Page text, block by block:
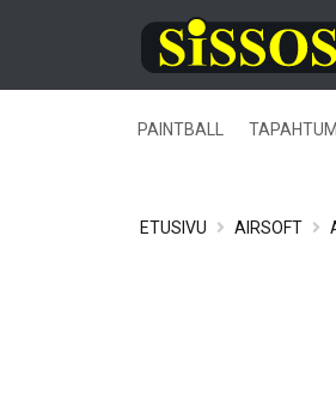
PAINTBALL
ETUSIVU AIRSOFT